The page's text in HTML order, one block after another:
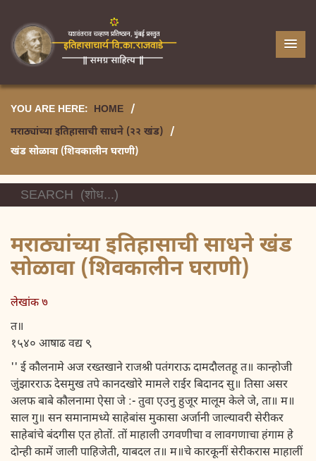
YOU ARE HERE: HOME /
मराठ्यांच्या इतिहासाची साधने (२२ खंड) /
खंड सोळावा (शिवकालीन घराणी)
मराठ्यांच्या इतिहासाची साधने खंड
सोळावा (शिवकालीन घराणी)
लेखांक ७
त॥
१५४० आषाढ वद्य ९
'' ई कौलनामे अज रख्तखाने राजश्री पतंगराऊ दामदौलतहू त॥ कान्होजी
जुंझारराऊ देसमुख तपे कानदखोरे मामले राईर बिदानद सु॥ तिसा असर
अलफ बाबे कौलनामा ऐसा जे :- तुवा एउनु हुजूर मालूम केले जे, ता॥ म॥
साल गु॥ सन समानामध्ये साहेबांस मुकासा अर्जानी जाल्यावरी सेरीकर
साहेबांचे बंदगीस एत होतों. तों माहाली उगवणीचा व लावगणाचा हंगाम हे
दोन्ही कामें जाली पाहिजेती, याबदल त॥ म॥चे कारकूनीं सेरीकरास माहालीं